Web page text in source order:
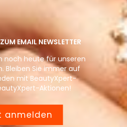
EMAIL NEWSLETTER
noch heute für unseren
Bleiben Sie immer auf
mit BeautyXpert-
Aktionen!
anmelden